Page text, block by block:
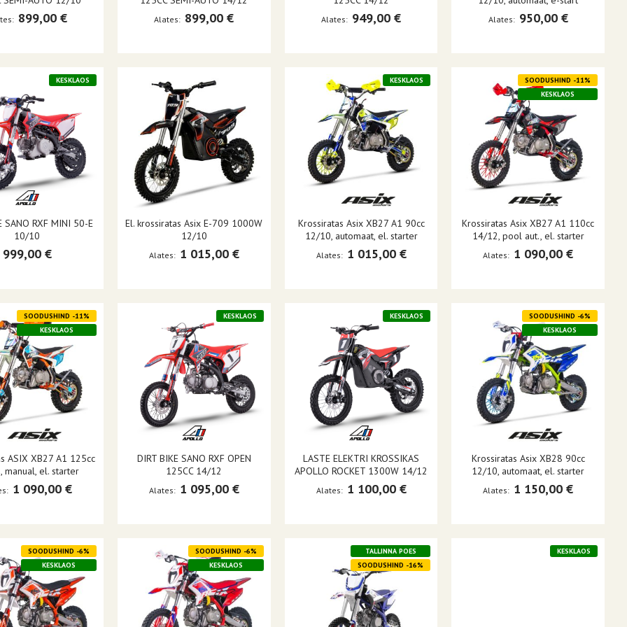
899,00 € Alates 899,00 € Alates 949,00 € Alates 950,00 €
KESKLAOS
SANO RXF MINI 50-E
10/10
999,00 €
El. krossiratas Asix E-709 1000W
12/10
Alates 1 015,00 €
KESKLAOS
Krossiratas Asix XB27 A1 90cc
12/10, automaat, el. starter
Alates 1 015,00 €
SOODUSHIND -11%
KESKLAOS
Krossiratas Asix XB27 A1 110cc
14/12, pool aut., el. starter
Alates 1 090,00 €
SOODUSHIND -11%
KESKLAOS
ASIX XB27 A1 125cc
manual, el. starter
1 090,00 €
KESKLAOS
DIRT BIKE SANO RXF OPEN
125CC 14/12
Alates 1 095,00 €
KESKLAOS
LASTE ELEKTRI KROSSIKAS
APOLLO ROCKET 1300W 14/12
Alates 1 100,00 €
SOODUSHIND -6%
KESKLAOS
Krossiratas Asix XB28 90cc
12/10, automaat, el. starter
Alates 1 150,00 €
SOODUSHIND -6%
KESKLAOS
SOODUSHIND -6%
KESKLAOS
TALLINNA POES
SOODUSHIND -16%
KESKLAOS